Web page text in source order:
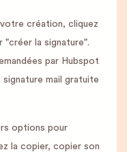
création, cliquez
"créer la signature".
par Hubspot
mail gratuite
options pour
la copier, copier son